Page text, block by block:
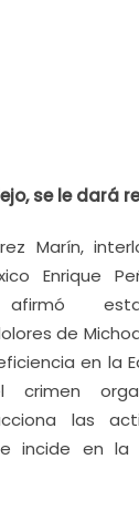
se le dará
Marín,
Enrique
afirmó
de
en la
las
incide en la